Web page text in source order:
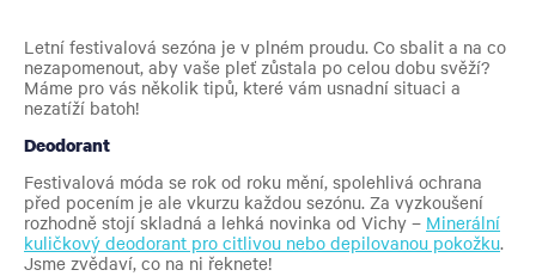
Letní festivalová sezóna je v plném proudu. Co sbalit a na co
nezapomenout, aby vaše pleť zůstala po celou dobu svěží?
Máme pro vás několik tipů, které vám usnadní situaci a
nezatíží batoh!
Deodorant
Festivalová móda se rok od roku mění, spolehlivá ochrana
před pocením je ale vkurzu každou sezónu. Za vyzkoušení
rozhodně stojí skladná a lehká novinka od Vichy – Minerální
kuličkový deodorant pro citlivou nebo depilovanou pokožku.
Jsme zvědaví, co na ni řeknete!